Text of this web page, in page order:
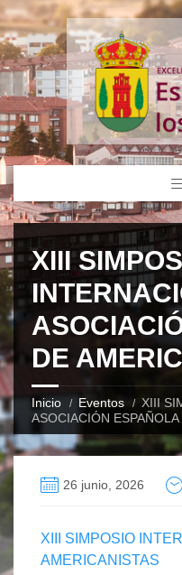
XIII
DE
Inicio Eventos
XIII
ASOCIACIÓN
26 junio, 2026
XIII SIMPOSIO
AMERICANISTAS